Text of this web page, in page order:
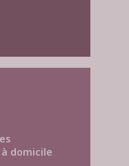
domicile